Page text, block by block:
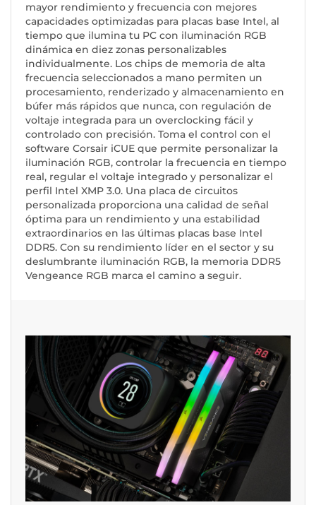
mayor rendimiento y frecuencia con mejores
capacidades optimizadas para placas base Intel, al
tiempo que ilumina tu PC con iluminación RGB
dinámica en diez zonas personalizables
individualmente. Los chips de memoria de alta
frecuencia seleccionados a mano permiten un
procesamiento, renderizado y almacenamiento en
búfer más rápidos que nunca, con regulación de
voltaje integrada para un overclocking fácil y
controlado con precisión. Toma el control con el
software Corsair iCUE que permite personalizar la
iluminación RGB, controlar la frecuencia en tiempo
real, regular el voltaje integrado y personalizar el
perfil Intel XMP 3.0. Una placa de circuitos
personalizada proporciona una calidad de señal
óptima para un rendimiento y una estabilidad
extraordinarios en las últimas placas base Intel
DDR5. Con su rendimiento líder en el sector y su
deslumbrante iluminación RGB, la memoria DDR5
Vengeance RGB marca el camino a seguir.